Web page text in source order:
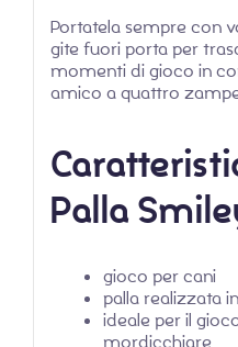
Portatela sempre con
gite fuori porta per
momenti di gioco in
amico a quattro
Palla
gioco per cani
palla realizzata
ideale per il
mordicchiare